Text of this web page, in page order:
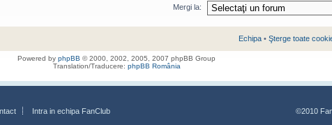
Mergi la:
Echipa • Şterge toate
Powered by phpBB © 2000, 2002, 2005, 2007 phpBB Group
Translation/Traducere: phpBB România
Intra in echipa FanClub ©2010